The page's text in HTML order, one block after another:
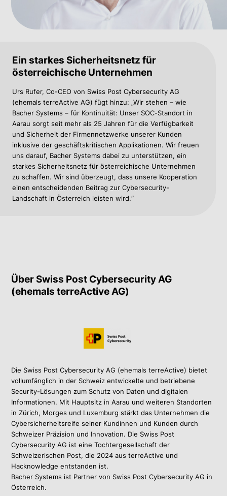
Ein starkes Sicherheitsnetz für
österreichische Unternehmen
Urs Rufer, Co-CEO von Swiss Post Cybersecurity AG
(ehemals terreActive AG) fügt hinzu: „Wir stehen – wie
Bacher Systems – für Kontinuität: Unser SOC-Standort in
Aarau sorgt seit mehr als 25 Jahren für die Verfügbarkeit
und Sicherheit der Firmennetzwerke unserer Kunden
inklusive der geschäftskritischen Applikationen. Wir freuen
uns darauf, Bacher Systems dabei zu unterstützen, ein
starkes Sicherheitsnetz für österreichische Unternehmen
zu schaffen. Wir sind überzeugt, dass unsere Kooperation
einen entscheidenden Beitrag zur Cybersecurity-
Landschaft in Österreich leisten wird.“
Über Swiss Post Cybersecurity AG
(ehemals terreActive AG)
Die Swiss Post Cybersecurity AG (ehemals terreActive) bietet
vollumfänglich in der Schweiz entwickelte und betriebene
Security-Lösungen zum Schutz von Daten und digitalen
Informationen. Mit Hauptsitz in Aarau und weiteren Standorten
in Zürich, Morges und Luxemburg stärkt das Unternehmen die
Cybersicherheitsreife seiner Kundinnen und Kunden durch
Schweizer Präzision und Innovation. Die Swiss Post
Cybersecurity AG ist eine Tochtergesellschaft der
Schweizerischen Post, die 2024 aus terreActive und
Hacknowledge entstanden ist.
Bacher Systems ist Partner von Swiss Post Cybersecurity AG in
Österreich.